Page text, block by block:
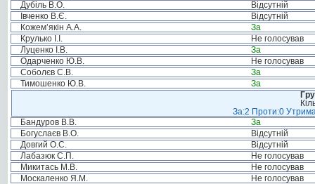
Дубіль В.О.
Відсутній
Івченко В.Є.
Відсутній
Кожем’якін А.А.
За
Крулько І.І.
Не голосував
Луценко І.В.
За
Одарченко Ю.В.
Не голосував
Соболєв С.В.
За
Тимошенко Ю.В.
За
За:2 Проти:0
Бандуров В.В.
За
Богуслаєв В.О.
Відсутній
Довгий О.С.
Відсутній
Лабазюк С.П.
Не голосував
Микитась М.В.
Не голосував
Москаленко Я.М.
Не голосував